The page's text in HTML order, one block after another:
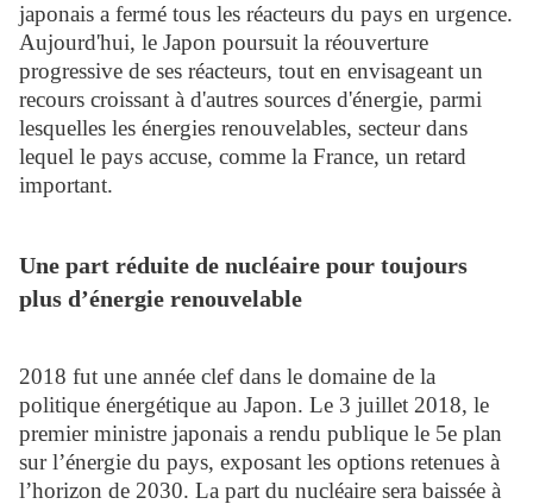
japonais a fermé tous les réacteurs du pays en urgence.
Aujourd'hui, le Japon poursuit la réouverture
progressive de ses réacteurs, tout en envisageant un
recours croissant à d'autres sources d'énergie, parmi
lesquelles les énergies renouvelables, secteur dans
lequel le pays accuse, comme la France, un retard
important.
Une part réduite de nucléaire pour toujours
plus d’énergie renouvelable
2018 fut une année clef dans le domaine de la
politique énergétique au Japon. Le 3 juillet 2018, le
premier ministre japonais a rendu publique le 5e plan
sur l’énergie du pays, exposant les options retenues à
l’horizon de 2030. La part du nucléaire sera baissée à